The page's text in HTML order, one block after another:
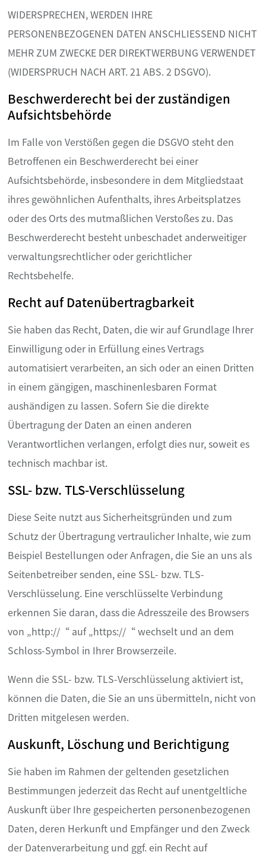
WIDERSPRECHEN, WERDEN IHRE
PERSONENBEZOGENEN DATEN ANSCHLIESSEND NICHT
MEHR ZUM ZWECKE DER DIREKTWERBUNG VERWENDET
(WIDERSPRUCH NACH ART. 21 ABS. 2 DSGVO).
Beschwerderecht bei der zuständigen
Aufsichtsbehörde
Im Falle von Verstößen gegen die DSGVO steht den
Betroffenen ein Beschwerderecht bei einer
Aufsichtsbehörde, insbesondere in dem Mitgliedstaat
ihres gewöhnlichen Aufenthalts, ihres Arbeitsplatzes
oder des Orts des mutmaßlichen Verstoßes zu. Das
Beschwerderecht besteht unbeschadet anderweitiger
verwaltungsrechtlicher oder gerichtlicher
Rechtsbehelfe.
Recht auf Datenübertragbarkeit
Sie haben das Recht, Daten, die wir auf Grundlage Ihrer
Einwilligung oder in Erfüllung eines Vertrags
automatisiert verarbeiten, an sich oder an einen Dritten
in einem gängigen, maschinenlesbaren Format
aushändigen zu lassen. Sofern Sie die direkte
Übertragung der Daten an einen anderen
Verantwortlichen verlangen, erfolgt dies nur, soweit es
technisch machbar ist.
SSL- bzw. TLS-Verschlüsselung
Diese Seite nutzt aus Sicherheitsgründen und zum
Schutz der Übertragung vertraulicher Inhalte, wie zum
Beispiel Bestellungen oder Anfragen, die Sie an uns als
Seitenbetreiber senden, eine SSL- bzw. TLS-
Verschlüsselung. Eine verschlüsselte Verbindung
erkennen Sie daran, dass die Adresszeile des Browsers
von „http://“ auf „https://“ wechselt und an dem
Schloss-Symbol in Ihrer Browserzeile.
Wenn die SSL- bzw. TLS-Verschlüsselung aktiviert ist,
können die Daten, die Sie an uns übermitteln, nicht von
Dritten mitgelesen werden.
Auskunft, Löschung und Berichtigung
Sie haben im Rahmen der geltenden gesetzlichen
Bestimmungen jederzeit das Recht auf unentgeltliche
Auskunft über Ihre gespeicherten personenbezogenen
Daten, deren Herkunft und Empfänger und den Zweck
der Datenverarbeitung und ggf. ein Recht auf